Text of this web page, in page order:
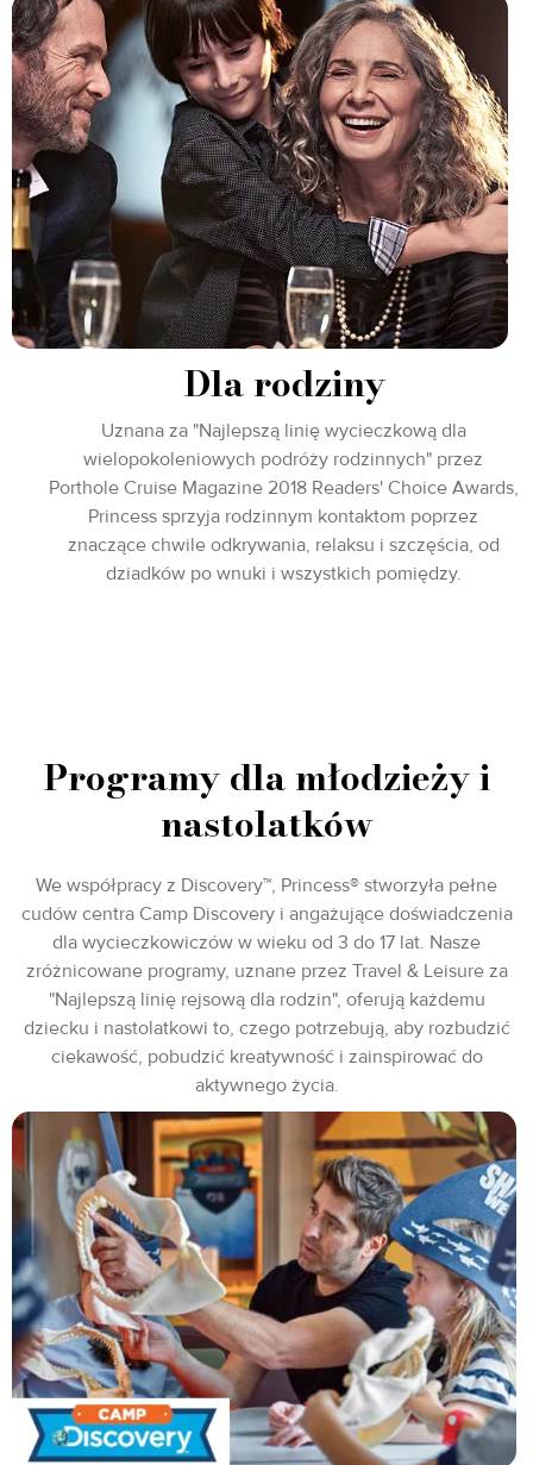
Dla rodziny
Uznana za "Najlepszą linię wycieczkową dla
wielopokoleniowych podróży rodzinnych" przez
Porthole Cruise Magazine 2018 Readers' Choice Awards,
Princess sprzyja rodzinnym kontaktom poprzez
znaczące chwile odkrywania, relaksu i szczęścia, od
dziadków po wnuki i wszystkich pomiędzy.
Programy dla młodzieży i
nastolatków
We współpracy z Discovery™, Princess® stworzyła pełne
cudów centra Camp Discovery i angażujące doświadczenia
dla wycieczkowiczów w wieku od 3 do 17 lat. Nasze
zróżnicowane programy, uznane przez Travel & Leisure za
"Najlepszą linię rejsową dla rodzin", oferują każdemu
dziecku i nastolatkowi to, czego potrzebują, aby rozbudzić
ciekawość, pobudzić kreatywność i zainspirować do
aktywnego życia.